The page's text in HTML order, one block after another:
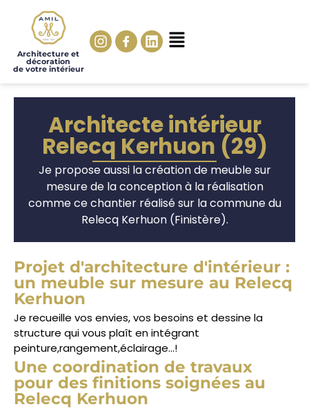
Architecture et
décoration
de votre intérieur
Architecte intérieur
Relecq Kerhuon (29)
Je propose aussi la création de meuble sur
mesure de la conception à la réalisation
comme ce chantier réalisé sur la commune du
Relecq Kerhuon (Finistère).
Projet d'architecture d'intérieur :
un meuble sur mesure au Relecq
Kerhuon
Je recueille vos envies, vos besoins et dessine la
structure qui vous plaît en intégrant
peinture,rangement,éclairage…!
Une coordination de travaux
pour des finitions soignées au
Relecq Kerhuon